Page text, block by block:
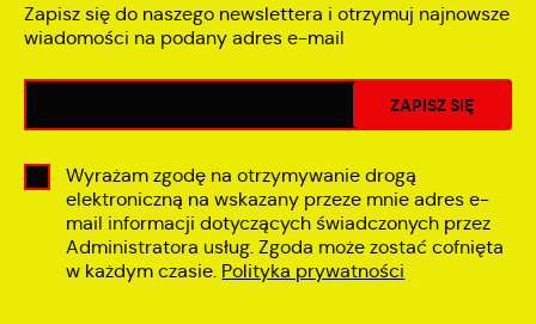
Zapisz się do naszego newslettera i otrzymuj najnowsze
wiadomości na podany adres e-mail
Wyrażam zgodę na otrzymywanie drogą
elektroniczną na wskazany przeze mnie adres e-
mail informacji dotyczących świadczonych przez
Administratora usług. Zgoda może zostać cofnięta
w każdym czasie. Polityka prywatności